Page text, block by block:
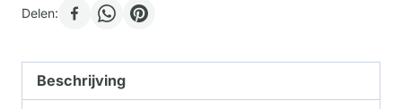
Delen:
Beschrijving